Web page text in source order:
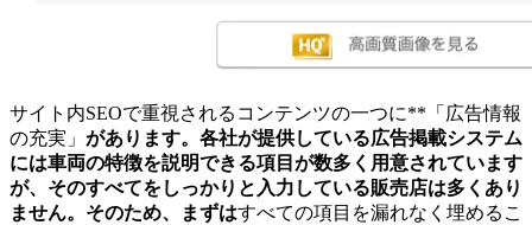
サイト内SEOで重視されるコンテンツの一つに**「広告情報
の充実」 があります。各社が提供している広告掲載システム
には車両の特徴を説明できる項目が数多く用意されています
が、そのすべてをしっかりと入力している販売店は多くあり
ません。そのため、まずはすべての項目を漏れなく埋めるこ